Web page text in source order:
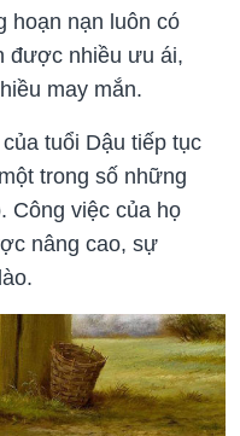
hoạn nạn luôn có
được nhiều ưu ái,
may mắn.
tuổi Dậu tiếp tục
trong số những
Công việc của họ
nâng cao, sự